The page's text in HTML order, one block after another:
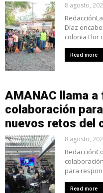
8 agosto,
Díaz
colonia Flor
Read more
AMANAC llama
colaboración
nuevos retos del
8 agosto,
para
Read more